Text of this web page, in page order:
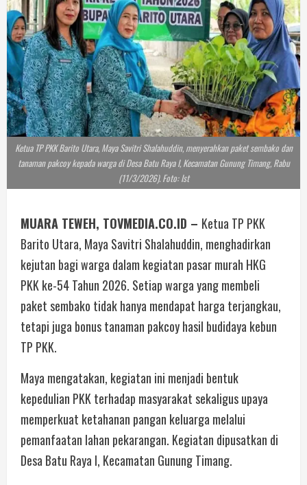
Ketua TP PKK Barito Utara, Maya Savitri Shalahuddin, menyerahkan paket sembako dan
tanaman pakcoy kepada warga di Desa Batu Raya I, Kecamatan Gunung Timang, Rabu
(11/3/2026). Foto: Ist
MUARA TEWEH, TOVMEDIA.CO.ID – Ketua TP PKK
Barito Utara, Maya Savitri Shalahuddin, menghadirkan
kejutan bagi warga dalam kegiatan pasar murah HKG
PKK ke-54 Tahun 2026. Setiap warga yang membeli
paket sembako tidak hanya mendapat harga terjangkau,
tetapi juga bonus tanaman pakcoy hasil budidaya kebun
TP PKK.
Maya mengatakan, kegiatan ini menjadi bentuk
kepedulian PKK terhadap masyarakat sekaligus upaya
memperkuat ketahanan pangan keluarga melalui
pemanfaatan lahan pekarangan. Kegiatan dipusatkan di
Desa Batu Raya I, Kecamatan Gunung Timang.